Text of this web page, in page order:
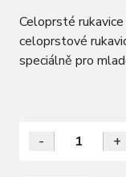
Celoprsté
celoprstové
speciálně pro
dlani, pohodlná
perfektní úchop
- +